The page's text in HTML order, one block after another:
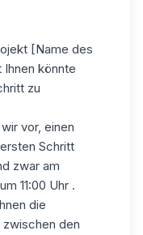
[Name des
könnte
zu
vor, einen
Schritt
zwar am
11:00 Uhr .
die
zwischen den